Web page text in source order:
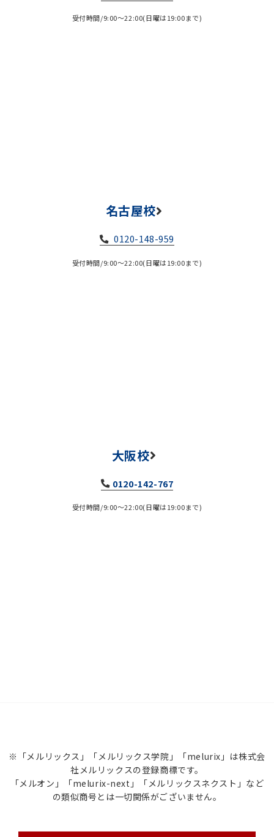
受付時間/9:00～22:00(日曜は19:00まで)
名古屋校
0120-148-959
受付時間/9:00～22:00(日曜は19:00まで)
大阪校
0120-142-767
受付時間/9:00～22:00(日曜は19:00まで)
※「メルリックス」「メルリックス学院」「melurix」は株式会
社メルリックスの登録商標です。
「メルオン」「melurix-next」「メルリックスネクスト」など
の類似商号とは一切関係がございません。